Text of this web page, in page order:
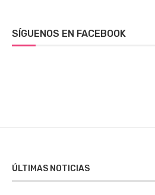
SÍGUENOS EN FACEBOOK
ÚLTIMAS NOTICIAS